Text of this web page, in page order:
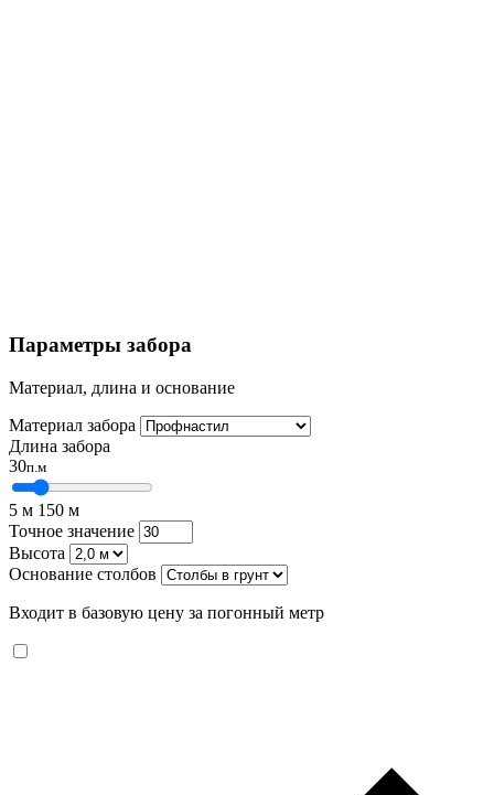
Параметры забора
Материал, длина и основание
Материал забора
Длина забора
30п.м
5 м 150 м
Точное значение
Высота
Основание столбов
Входит в базовую цену за погонный метр